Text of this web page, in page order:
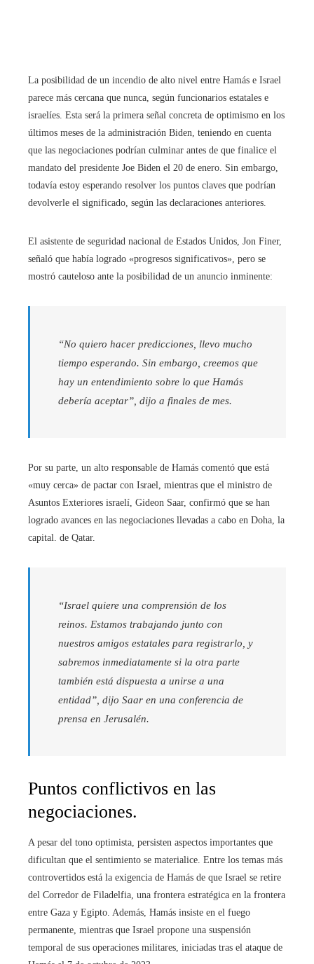
La posibilidad de un incendio de alto nivel entre Hamás e Israel
parece más cercana que nunca, según funcionarios estatales e
israelíes. Esta será la primera señal concreta de optimismo en los
últimos meses de la administración Biden, teniendo en cuenta
que las negociaciones podrían culminar antes de que finalice el
mandato del presidente Joe Biden el 20 de enero. Sin embargo,
todavía estoy esperando resolver los puntos claves que podrían
devolverle el significado, según las declaraciones anteriores.
El asistente de seguridad nacional de Estados Unidos, Jon Finer,
señaló que había logrado «progresos significativos», pero se
mostró cauteloso ante la posibilidad de un anuncio inminente:
“No quiero hacer predicciones, llevo mucho
tiempo esperando. Sin embargo, creemos que
hay un entendimiento sobre lo que Hamás
debería aceptar”, dijo a finales de mes.
Por su parte, un alto responsable de Hamás comentó que está
«muy cerca» de pactar con Israel, mientras que el ministro de
Asuntos Exteriores israelí, Gideon Saar, confirmó que se han
logrado avances en las negociaciones llevadas a cabo en Doha, la
capital. de Qatar.
“Israel quiere una comprensión de los
reinos. Estamos trabajando junto con
nuestros amigos estatales para registrarlo, y
sabremos inmediatamente si la otra parte
también está dispuesta a unirse a una
entidad”, dijo Saar en una conferencia de
prensa en Jerusalén.
Puntos conflictivos en las
negociaciones.
A pesar del tono optimista, persisten aspectos importantes que
dificultan que el sentimiento se materialice. Entre los temas más
controvertidos está la exigencia de Hamás de que Israel se retire
del Corredor de Filadelfia, una frontera estratégica en la frontera
entre Gaza y Egipto. Además, Hamás insiste en el fuego
permanente, mientras que Israel propone una suspensión
temporal de sus operaciones militares, iniciadas tras el ataque de